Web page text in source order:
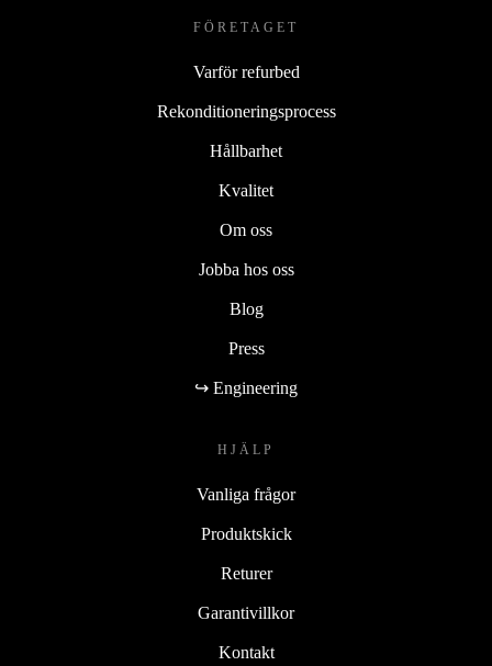
FÖRETAGET
Varför refurbed
Rekonditioneringsprocess
Hållbarhet
Kvalitet
Om oss
Jobba hos oss
Blog
Press
↪ Engineering
HJÄLP
Vanliga frågor
Produktskick
Returer
Garantivillkor
Kontakt